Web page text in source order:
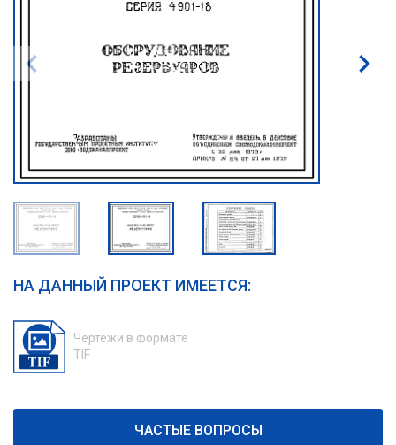
НА ДАННЫЙ ПРОЕКТ ИМЕЕТСЯ:
Чертежи в формате
TIF
ЧАСТЫЕ ВОПРОСЫ